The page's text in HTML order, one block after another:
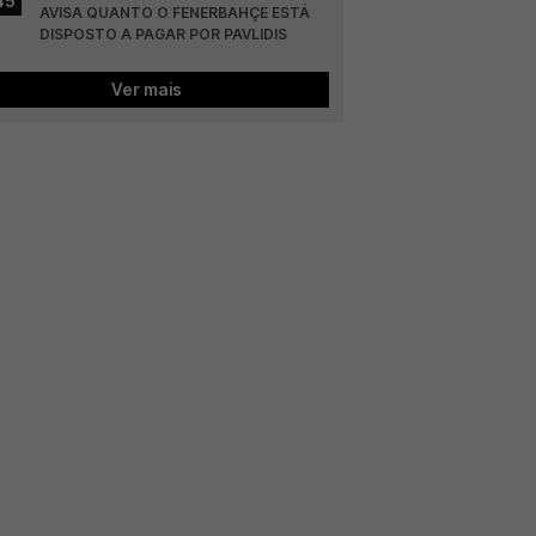
AVISA QUANTO O FENERBAHÇE ESTÁ
DISPOSTO A PAGAR POR PAVLIDIS
Ver mais